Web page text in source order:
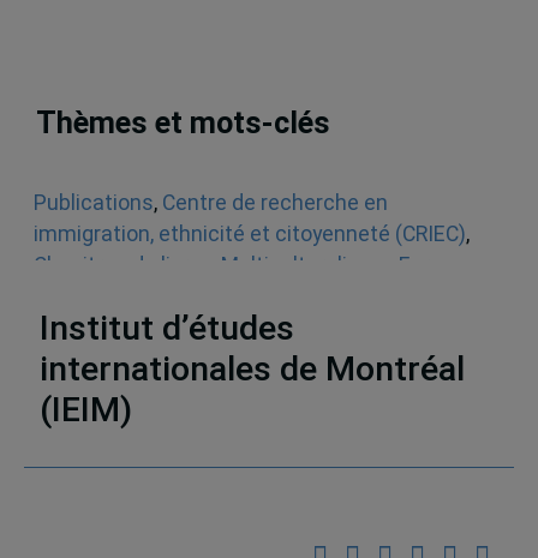
Thèmes et mots-clés
Publications, Centre de recherche en
immigration, ethnicité et citoyenneté (CRIEC),
Chapitres de livres
Multiculturalisme Europe
Institut d’études
internationales de Montréal
(IEIM)